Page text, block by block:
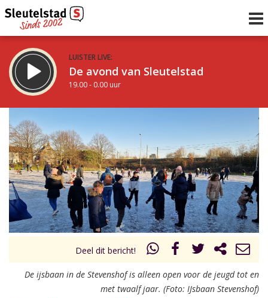
LUISTER LIVE:
De avond van Sleutelstad
19.00 - 0.00 uur
De nacht van Sleutelstad
0.00 - 6.00 uur
Vorig uur
uur 1 van 0 Volgend uur
Inklappen
Deel dit bericht!
De ijsbaan in de Stevenshof is alleen open voor de jeugd tot en
met twaalf jaar. (Foto: IJsbaan Stevenshof)